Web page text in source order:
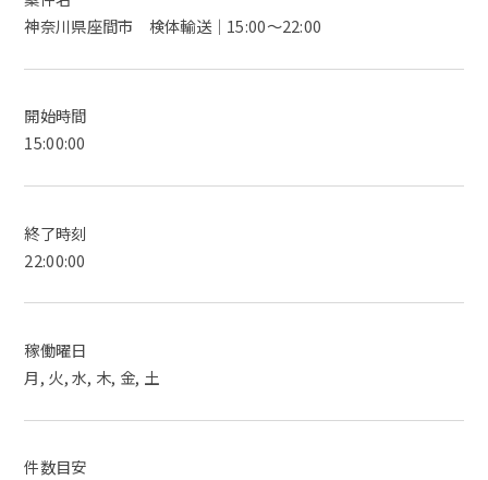
神奈川県座間市 検体輸送｜15:00～22:00
開始時間
15:00:00
終了時刻
22:00:00
稼働曜日
月, 火, 水, 木, 金, 土
件数目安